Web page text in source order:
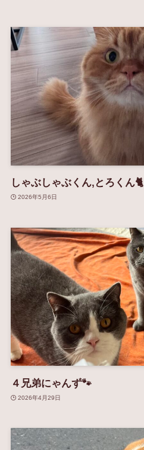
しゃぶしゃぶくん,とろくん🐈
2026年5月6日
４兄弟にゃんず🐾
2026年4月29日